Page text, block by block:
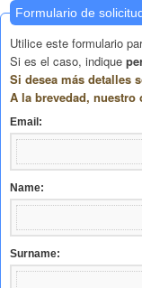
Utilice este formulario
Si es el caso, indique
Si desea más detalles
A la brevedad, nuestro
Email:
Name:
Surname: